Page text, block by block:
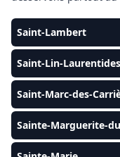
Saint-Lambert
Saint-Lin-Laurentides
Saint-Marc-des-
Sainte-Marguerite-